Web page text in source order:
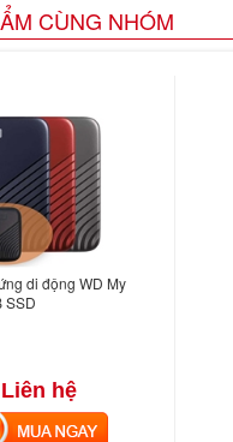
CÙNG NHÓM
di động WD My
SSD
Liên hệ
MUA NGAY